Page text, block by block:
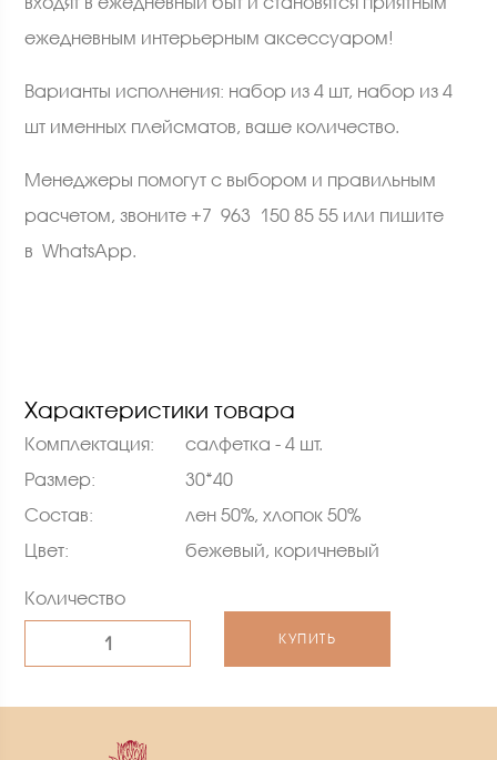
ежедневным интерьерным аксессуаром!
Варианты исполнения: набор из 4 шт, набор из 4
шт именных плейсматов, ваше количество.
Менеджеры помогут с выбором и правильным
расчетом, звоните +7 963 150 85 55 или пишите
вWhatsApp.
Характеристики товара
Комплектация:
салфетка - 4 шт.
Размер:
30*40
Состав:
лен 50%, хлопок 50%
Цвет:
бежевый, коричневый
Количество
КУПИТЬ